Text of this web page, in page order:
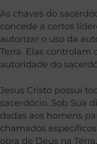
As chaves do
concede a certos
autorizar o uso da
Terra. Elas controlam
autoridade do
Jesus Cristo possui
sacerdócio. Sob Sua
dadas aos homens
chamados
obra de Deus na Terra.